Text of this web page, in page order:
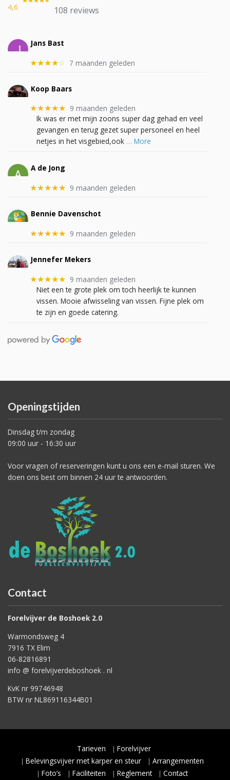
4,6 108 reviews
Jans Bast
★★★★ ☆ 7 maanden geleden
Koop Baars
★★★★★ 9 maanden geleden
Ik was er met mijn zoons super dag gehad en veel
gevangen en terug gezet super personeel en heel
netjes in het visgebied,ook … More
A de Jong
★★★★★ 9 maanden geleden
Bennie Davenschot
★★★★★ 9 maanden geleden
Jennefer Mekers
★★★★★ 9 maanden geleden
Niet een te grote plek om toch heerlijk te kunnen
vissen. Mooie afwisseling van vissen. Fijne plek om
te zijn en goede catering.
Openingstijden
Dinsdag t/m zondag
09:00 uur - 16:30 uur
Voor vragen of reserveringen kunt u ons een e-mail sturen. We
doen ons best om binnen 24 uur te antwoorden.
Contact
Forelvijver de Boshoek 2.0
Warmondsweg 4
7916 TX Elim
06-82816891
info @ forelvijverdeboshoek . nl
KvK nr 99746948
BTW nr NL869116344B01
Tarieven
Forelvijver
Belevingsvijver met karper en steur
Arrangementen
Foto’s
Faciliteiten Reglement
Contact